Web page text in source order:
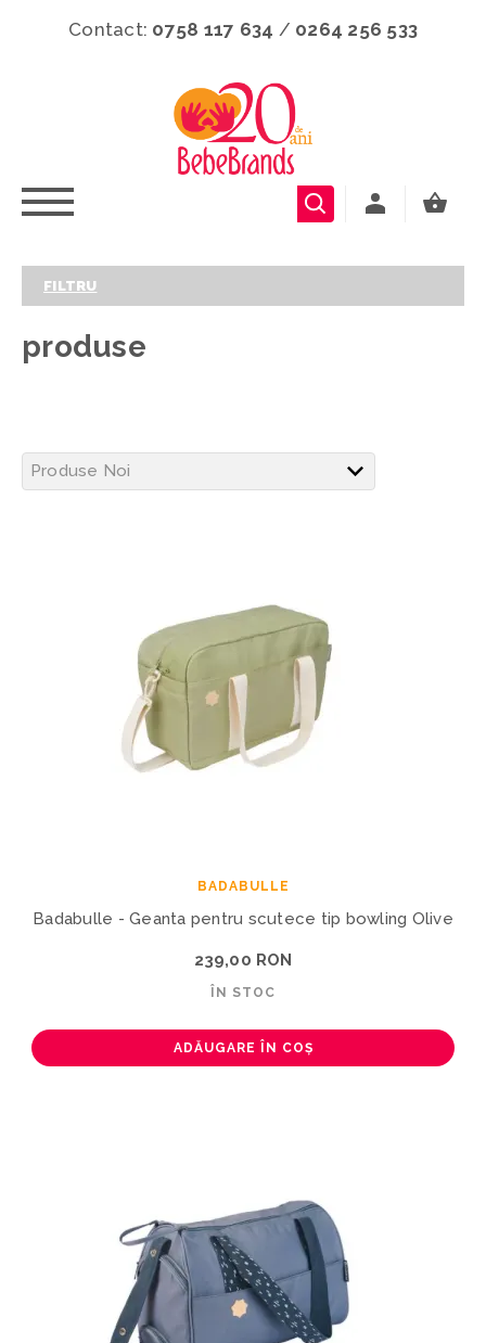
Contact: 0758 117 634 / 0264 256 533
FILTRU
produse
BADABULLE
Badabulle - Geanta pentru scutece tip bowling Olive
239,00 RON
ÎN STOC
ADĂUGARE ÎN COȘ